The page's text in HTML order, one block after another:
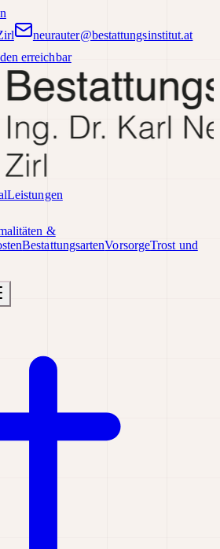
neurauter@bestattungsinstitut.at
erreichbar
Leistungen
&
BestattungsartenVorsorgeTrost und